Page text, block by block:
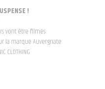
!
vont être filmés
la marque Auvergnate
CLOTHING